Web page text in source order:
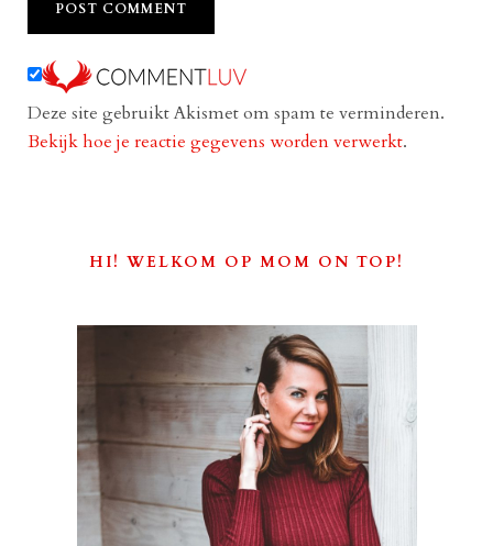
Deze site gebruikt Akismet om spam te verminderen.
Bekijk hoe je reactie gegevens worden verwerkt.
HI! WELKOM OP MOM ON TOP!